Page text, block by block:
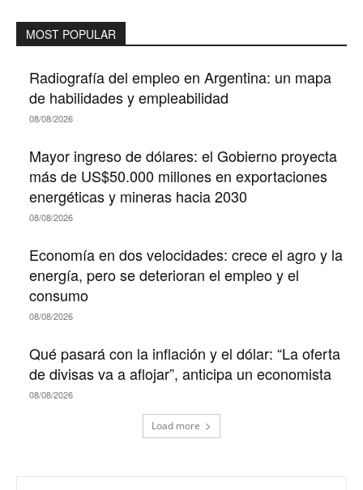
MOST POPULAR
Radiografía del empleo en Argentina: un mapa
de habilidades y empleabilidad
08/08/2026
Mayor ingreso de dólares: el Gobierno proyecta
más de US$50.000 millones en exportaciones
energéticas y mineras hacia 2030
08/08/2026
Economía en dos velocidades: crece el agro y la
energía, pero se deterioran el empleo y el
consumo
08/08/2026
Qué pasará con la inflación y el dólar: “La oferta
de divisas va a aflojar”, anticipa un economista
08/08/2026
Load more